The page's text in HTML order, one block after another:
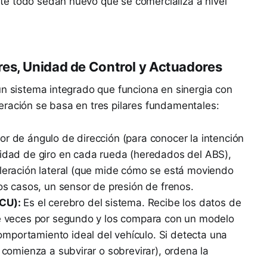
Unidad de Control y Actuadores
sistema integrado que funciona en sinergia con
se basa en tres pilares fundamentales:
de ángulo de dirección (para conocer la intención
de giro en cada rueda (heredados del ABS),
lateral (que mide cómo se está moviendo
casos, un sensor de presión de frenos.
Es el cerebro del sistema. Recibe los datos de
por segundo y los compara con un modelo
ideal del vehículo. Si detecta una
a subvirar o sobrevirar), ordena la